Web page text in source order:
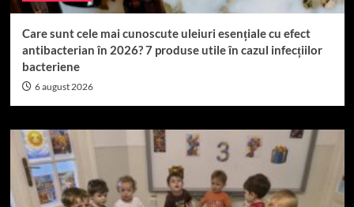
Care sunt cele mai cunoscute uleiuri esențiale cu efect
antibacterian în 2026? 7 produse utile în cazul infecțiilor
bacteriene
6 august 2026